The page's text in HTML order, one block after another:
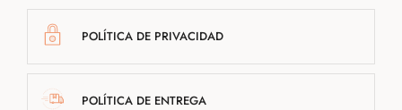
POLÍTICA DE PRIVACIDAD
POLÍTICA DE ENTREGA